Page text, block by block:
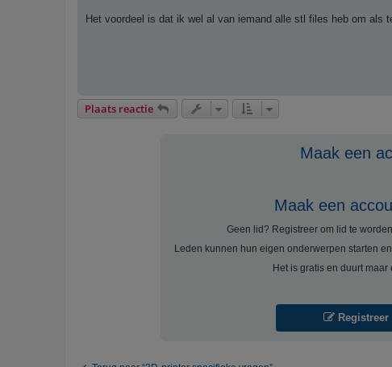
Het voordeel is dat ik wel al van iemand alle stl files heb om als
Plaats reactie
Maak een
Maak een
Geen lid? Registreer om lid te
Leden kunnen hun eigen onderwerpen starten
Het is gratis en duurt maar
Registreer